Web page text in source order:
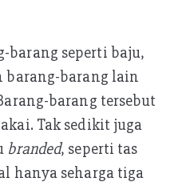
barang seperti baju,
barang-barang lain
barang tersebut
Tak sedikit juga
branded, seperti tas
hanya seharga tiga